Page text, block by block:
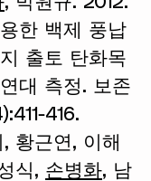
한 백제 풍납
출토 탄화목
대 측정. 보존
416.
황근연, 이해
식, 손병화, 남